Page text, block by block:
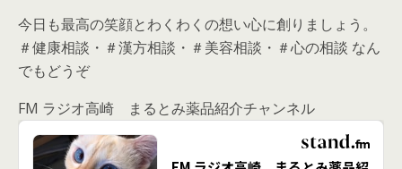
今日も最高の笑顔とわくわくの想い心に創りましょう。
＃健康相談・＃漢方相談・＃美容相談・＃心の相談 なん
でもどうぞ
FM ラジオ高崎 まるとみ薬品紹介チャンネル